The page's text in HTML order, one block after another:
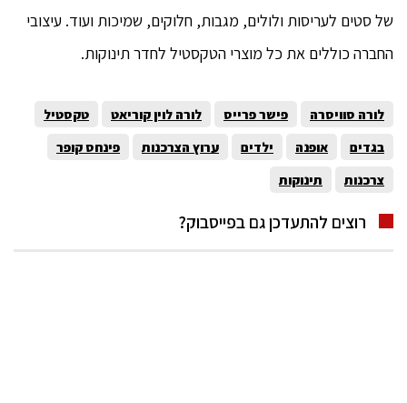
של סטים לעריסות ולולים, מגבות, חלוקים, שמיכות ועוד. עיצובי
החברה כוללים את כל מוצרי הטקסטיל לחדר תינוקות.
לורה סוויסרה פישר פרייס לורה לוין קוריאט
טקסטיל
בגדים
אופנה ילדים ערוץ הצרכנות
פינחס קופר
צרכנות
תינוקות
רוצים להתעדכן גם בפייסבוק?